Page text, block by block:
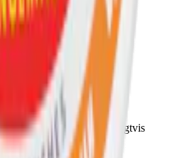
Strong
- 18:00 Vi svarar vanligtvis